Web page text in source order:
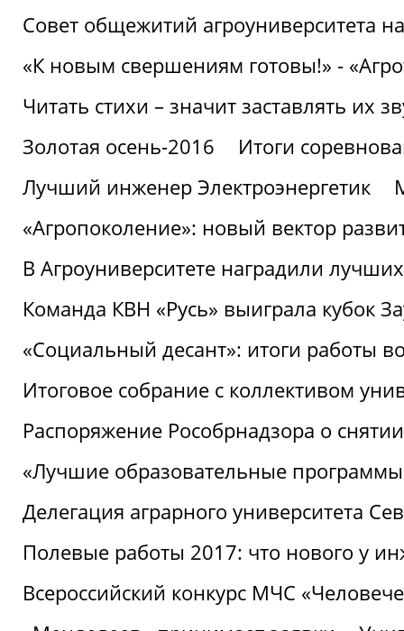
Совет общежитий агроуниверситета
«К новым свершениям готовы!» -
Читать стихи – значит заставлять их
Золотая осень-2016
Итоги
Лучший инженер Электроэнергетик
«Агропоколение»: новый вектор
В Агроуниверситете наградили
Команда КВН «Русь» выиграла кубок
«Социальный десант»: итоги работы
Итоговое собрание с коллективом
Распоряжение Рособрнадзора о
«Лучшие образовательные
Делегация аграрного университета
Полевые работы 2017: что нового у
Всероссийский конкурс МЧС